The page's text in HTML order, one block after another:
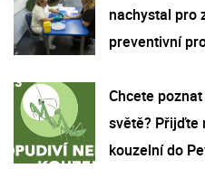
nachystal pro
preventivní
Chcete
světě? Přijďte
kouzelní do